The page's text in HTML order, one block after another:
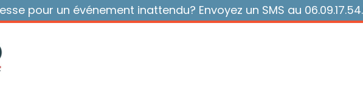
pour un événement inattendu? Envoyez un SMS au